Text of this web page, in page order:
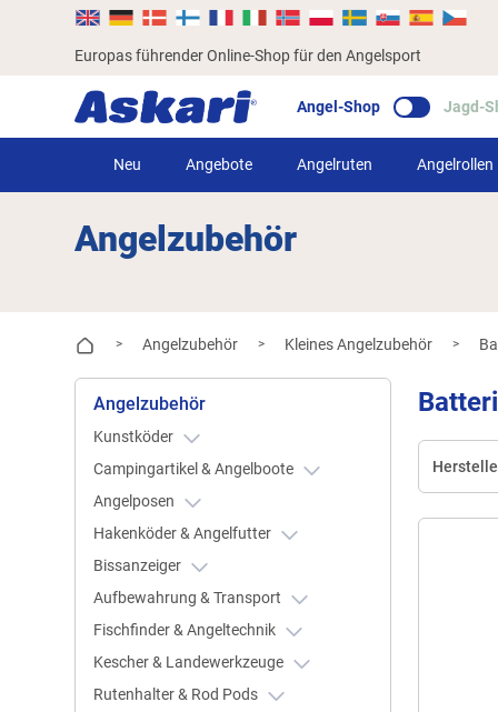
Europas führender Online-Shop für den Angelsport
Angel-Shop Jagd-
Neu Angebote Angelruten Angelrollen
Angelzubehör
> Angelzubehör > Kleines Angelzubehör >
Angelzubehör
Kunstköder
Campingartikel & Angelboote
Angelposen
Hakenköder & Angelfutter
Bissanzeiger
Aufbewahrung & Transport
Fischfinder & Angeltechnik
Kescher & Landewerkzeuge
Rutenhalter & Rod Pods